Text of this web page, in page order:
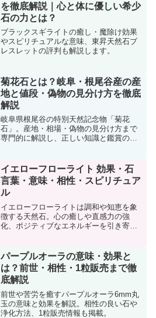
を徹底解説｜心と体に優しい希少
石の力とは？
ブラックスギライトの癒し・魔除け効果
やスピリチュアルな意味、東昇天然石ブ
レスレットの評判も解説します。
菊花石とは？岐阜・根尾谷産の産
地と値段・偽物の見分け方を徹底
解説
岐阜県根尾谷の特別天然記念物「菊花
石」。産地・相場・偽物の見分け方まで
専門的に解説し、正しい知識と鑑賞の魅
イエローフローライト 効果・石
言葉・意味・相性・スピリチュア
ル
イエローフローライトは調和や知恵を象
徴する天然石。心の癒しや直感力の強
化、ポジティブなエネルギーを引き寄せ
パープルオーラの意味・効果と
は？前世・相性・1粒販売まで徹
底解説
前世や苦労を癒すパープルオーラ6mm丸
玉の意味と効果を解説。相性の良い石や
浄化方法、1粒販売情報も掲載。